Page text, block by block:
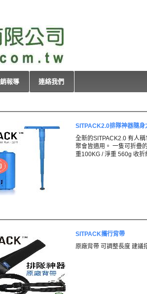
報導 連絡我們
SITPACK2.0排隊神器隨身
全新的SITPACK2.0 有人
聚會皆適用。 一隻可折疊
重100KG / 淨重 560g 收折
SITPACK攜行背帶
原廠背帶 可調整長度 建議